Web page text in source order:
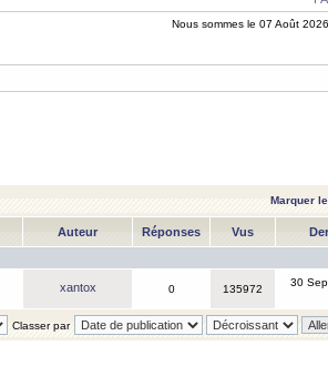
Nous sommes le 07 Août
Marquer
Auteur Réponses Vus
xantox 0 135972
30
Classer par